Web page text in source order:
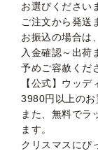
お選びください
ご注文から発送
お振込の場合は
入金確認～出荷
予めご容赦くだ
【公式】ウッ
3980円以上のお
また、無料でラ
ます。
クリスマスにぴ